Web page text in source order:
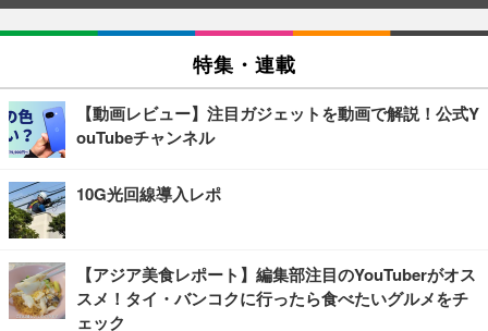
特集・連載
【動画レビュー】注目ガジェットを動画で解説！公式Y
ouTubeチャンネル
10G光回線導入レポ
【アジア美食レポート】編集部注目のYouTuberがオス
スメ！タイ・バンコクに行ったら食べたいグルメをチ
ェック